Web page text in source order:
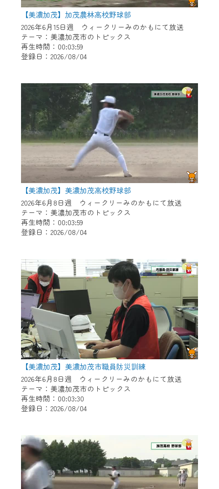
【美濃加茂】加茂農林高校野球部
2026年6月15日週 ウィークリーみのかもにて放送
テーマ：美濃加茂市のトピックス
再生時間：00:03:59
登録日：2026/08/04
【美濃加茂】美濃加茂高校野球部
2026年6月8日週 ウィークリーみのかもにて放送
テーマ：美濃加茂市のトピックス
再生時間：00:03:59
登録日：2026/08/04
【美濃加茂】美濃加茂市職員防災訓練
2026年6月8日週 ウィークリーみのかもにて放送
テーマ：美濃加茂市のトピックス
再生時間：00:03:30
登録日：2026/08/04
＜メンテナンス情報＞
CCNetWebTVのリニューアルにともないメ
ンテナンス作業を予定しています。
作業の間は、CCNetWebTVの画面が「メン
テナンス中」になり、ご利用いただけませ
ん。
ご不便をおかけいたしますが、ご了承の程
よろしくお願いいたします。